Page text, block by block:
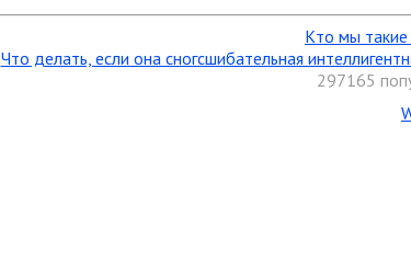
Кто мы
Что делать, если она сногсшибательная
297165